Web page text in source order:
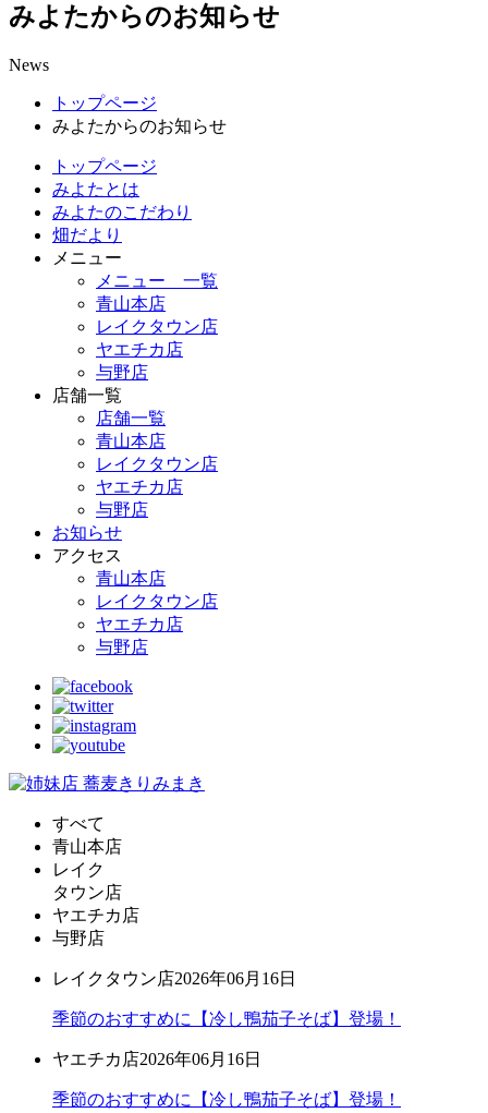
みよたからのお知らせ
News
トップページ
みよたからのお知らせ
トップページ
みよたとは
みよたのこだわり
畑だより
メニュー
メニュー 一覧
青山本店
レイクタウン店
ヤエチカ店
与野店
店舗一覧
店舗一覧
青山本店
レイクタウン店
ヤエチカ店
与野店
お知らせ
アクセス
青山本店
レイクタウン店
ヤエチカ店
与野店
すべて
青山本店
レイク
タウン店
ヤエチカ店
与野店
レイクタウン店2026年06月16日
季節のおすすめに【冷し鴨茄子そば】登場！
ヤエチカ店2026年06月16日
季節のおすすめに【冷し鴨茄子そば】登場！